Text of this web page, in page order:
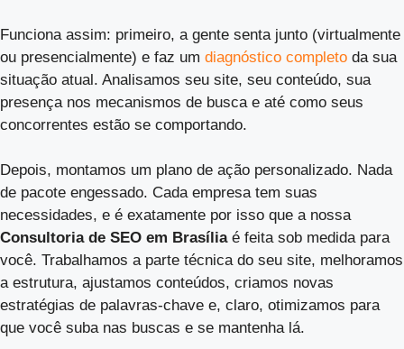
Funciona assim: primeiro, a gente senta junto (virtualmente
ou presencialmente) e faz um diagnóstico completo da sua
situação atual. Analisamos seu site, seu conteúdo, sua
presença nos mecanismos de busca e até como seus
concorrentes estão se comportando.
Depois, montamos um plano de ação personalizado. Nada
de pacote engessado. Cada empresa tem suas
necessidades, e é exatamente por isso que a nossa
Consultoria de SEO em Brasíliaé feita sob medida para
você. Trabalhamos a parte técnica do seu site, melhoramos
a estrutura, ajustamos conteúdos, criamos novas
estratégias de palavras-chave e, claro, otimizamos para
que você suba nas buscas e se mantenha lá.